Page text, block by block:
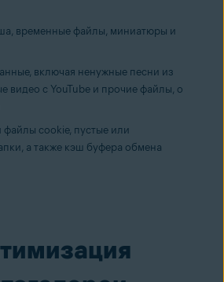
временные файлы, миниатюры и
включая ненужные песни из
видео с YouTube и прочие файлы, о
cookie, пустые или
а также кэш буфера обмена